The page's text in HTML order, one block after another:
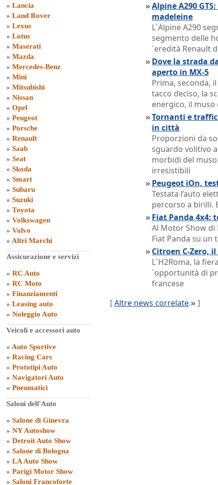
» Lancia
» Land Rover
» Lexus
» Lotus
» Maserati
» Mazda
» Mercedes-Benz
» Mini
» Mitsubishi
» Nissan
» Opel
» Peugeot
» Porsche
» Renault
» Saab
» Seat
» Skoda
» Smart
» Subaru
» Suzuki
» Toyota
» Volkswagen
» Volvo
» Altri Marchi
Assicurazione e servizi
» RC Auto
» RC Moto
» Finanziamenti
» Leasing auto
» Noleggio Auto
Veicoli e accessori auto
» Auto Sportive
» Racing Cars
» Prototipi Auto
» Navigatori Auto
» Pneumatici
Saloni dell'Auto
» Salone di Ginevra
» NY Autoshow
» Detroit Auto Show
» Salone di Bologna
» LA Auto Show
» Parigi Motor Show
» Saloni Francoforte
»Alpine A290
madeleine
L´Alpine A290
segmento delle
´eredità Renault
» Dove la strada
aperto in MX-5
Prima, seconda,
tacco deciso, la
energico, il
»Tornanti e
in città
Proporzioni da
sguardo volitivo
morbidi del
irresistibili
» Peugeot iOn,
Testata l’auto
percorso a birilli.
» Fiat Panda 4x4:
Al Motor Show di
Fiat Panda su
» Citroen C-Zero,
L´H2Roma, la
´opportunità di
francese
[Altre news correlate » ]